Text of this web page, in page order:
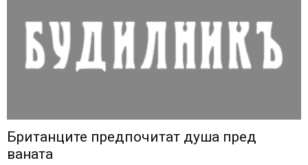
Британците предпочитат душа пред
ваната